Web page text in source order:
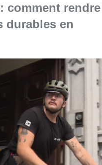
comment rendre
durables en